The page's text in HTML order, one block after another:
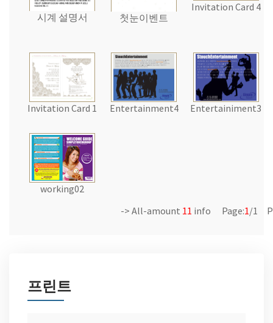
시계 설명서 첫눈이벤트
Invitation Card 4
Invitation Card 1 Entertainment4 Entertainiment3
working02
-> All-amount 11 info Page:1/1
프린트